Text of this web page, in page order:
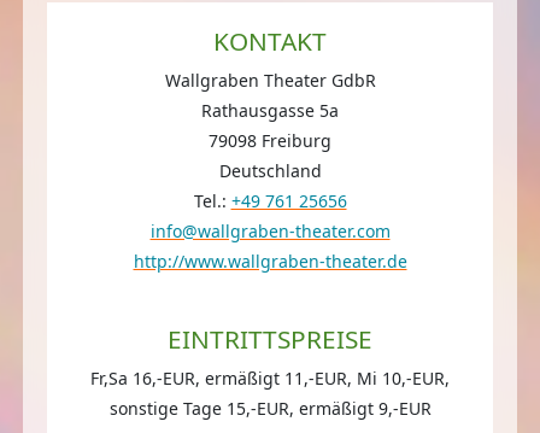
KONTAKT
Wallgraben Theater GdbR
Rathausgasse 5a
79098 Freiburg
Deutschland
Tel.: +49 761 25656
info@wallgraben-theater.com
http://www.wallgraben-theater.de
EINTRITTSPREISE
Fr,Sa 16,-EUR, ermäßigt 11,-EUR, Mi 10,-EUR,
sonstige Tage 15,-EUR, ermäßigt 9,-EUR